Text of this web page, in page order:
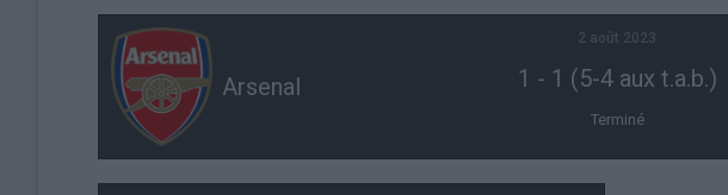
Arsenal
2 août 2023
1 - 1 (5-4 aux t.a.b.)
Terminé